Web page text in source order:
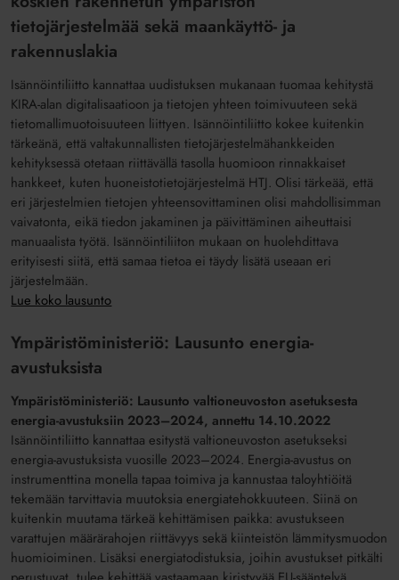
tietojärjestelmää sekä maankäyttö- ja
rakennuslakia
Isännöintiliitto kannattaa uudistuksen mukanaan tuomaa kehitystä
KIRA-alan digitalisaatioon ja tietojen yhteen toimivuuteen sekä
tietomallimuotoisuuteen liittyen. Isännöintiliitto kokee kuitenkin
tärkeänä, että valtakunnallisten tietojärjestelmähankkeiden
kehityksessä otetaan riittävällä tasolla huomioon rinnakkaiset
hankkeet, kuten huoneistotietojärjestelmä HTJ. Olisi tärkeää, että
eri järjestelmien tietojen yhteensovittaminen olisi mahdollisimman
vaivatonta, eikä tiedon jakaminen ja päivittäminen aiheuttaisi
manuaalista työtä. Isännöintiliiton mukaan on huolehdittava
erityisesti siitä, että samaa tietoa ei täydy lisätä useaan eri
järjestelmään.
Lue koko lausunto
Ympäristöministeriö: Lausunto energia-
avustuksista
Ympäristöministeriö: Lausunto valtioneuvoston asetuksesta
energia-avustuksiin 2023–2024, annettu 14.10.2022
Isännöintiliitto kannattaa esitystä valtioneuvoston asetukseksi
energia-avustuksista vuosille 2023–2024. Energia-avustus on
instrumenttina monella tapaa toimiva ja kannustaa taloyhtiöitä
tekemään tarvittavia muutoksia energiatehokkuuteen. Siinä on
kuitenkin muutama tärkeä kehittämisen paikka: avustukseen
varattujen määrärahojen riittävyys sekä kiinteistön lämmitysmuodon
huomioiminen. Lisäksi energiatodistuksia, joihin avustukset pitkälti